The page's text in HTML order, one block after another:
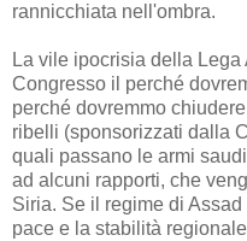
rannicchiata nell'ombra.
La vile ipocrisia della Lega
Congresso il perché
perché dovremmo
ribelli (sponsorizzati dalla
quali passano le armi
ad alcuni rapporti, che
Siria. Se il regime di
pace e la stabilità